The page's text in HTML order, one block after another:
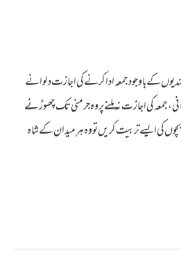
کے باوجود جمعہ ادا کرنے کی اجازت دلوانے
جمعہ کی اجازت نہ ملنے پر وہ جرمنی تک چھوڑنے
بچوں کی ایسے تربیت کریں تو وہ ہر میدان کے شاہ